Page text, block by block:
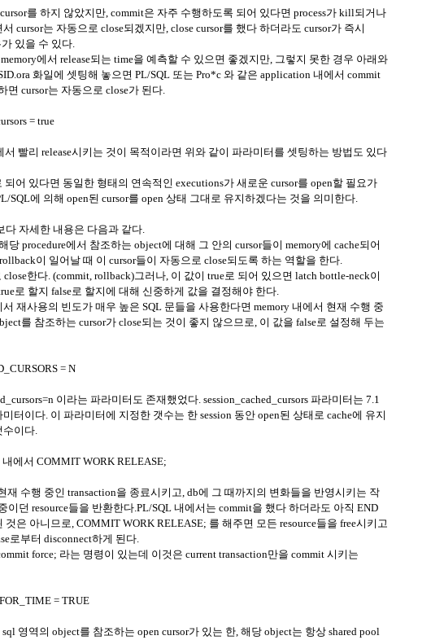
를 하지 않았지만, commit은 자주 수행하도록 되어 있다면 process가 kill되거나
cursor는 자동으로 close되겠지만, close cursor를 했다 하더라도 cursor가 즉시
있을 수 있다.
에서 release되는 time을 예측할 수 있으면 좋겠지만, 그렇지 못한 경우 아래와
화일에 셋팅해 놓으면 PL/SQL 또는 Pro*c 와 같은 application 내에서 commit
면 cursor는 자동으로 close가 된다.
= true
서 빨리 release시키는 것이 목적이라면 위와 같이 파라미터를 셋팅하는 방법도 있다
되어 있다면 동일한 형태의 연속적인 executions가 새로운 cursor를 open할 필요가
SQL에 의해 open된 cursor를 open 상태 그대로 유지하겠다는 것을 의미한다.
다 자세한 내용은 다음과 같다.
당 procedure에서 참조하는 object에 대해 그 안의 cursor들이 memory에 cache되어
이 일어날 때 이 cursor들이 자동으로 close되도록 하는 역할을 한다.
close한다. (commit, rollback)그러나, 이 값이 true로 되어 있으면 latch bottle-neck이
로 할지 false로 할지에 대해 신중하게 값을 결정해야 한다.
재사용의 빈도가 매우 높은 SQL 문들을 사용한다면 memory 내에서 현재 수행 중
를 참조하는 cursor가 close되는 것이 좋지 않으므로, 이 값을 false로 설정해 두는
= N
이라는 파라미터도 존재했었다. session_cached_cursors 파라미터는 7.1
터이다. 이 파라미터에 지정한 갯수는 한 session 동안 open된 상태로 cache에 유지
수이다.
에서 COMMIT WORK RELEASE;
재 수행 중인 transaction을 종료시키고, db에 그 때까지의 변화들을 반영시키는 작
이던 resource들을 반환한다.PL/SQL 내에서는 commit을 했다 하더라도 아직 END
것은 아니므로, COMMIT WORK RELEASE; 를 해주면 모든 resource들을 free시키고
로부터 disconnect하게 된다.
force; 라는 명령이 있는데 이것은 current transaction만을 commit 시키는
= TRUE
영역의 object를 참조하는 open cursor가 있는 한, 해당 object는 항상 shared pool